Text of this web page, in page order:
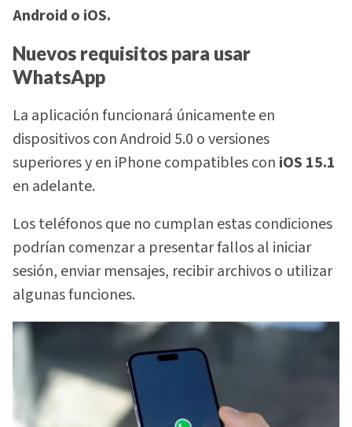
Android o iOS.
Nuevos requisitos para usar
WhatsApp
La aplicación funcionará únicamente en
dispositivos con Android 5.0 o versiones
superiores y en iPhone compatibles con iOS 15.1
en adelante.
Los teléfonos que no cumplan estas condiciones
podrían comenzar a presentar fallos al iniciar
sesión, enviar mensajes, recibir archivos o utilizar
algunas funciones.